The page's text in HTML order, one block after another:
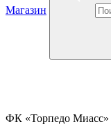
Магазин
ФК «Торпедо Миасс»